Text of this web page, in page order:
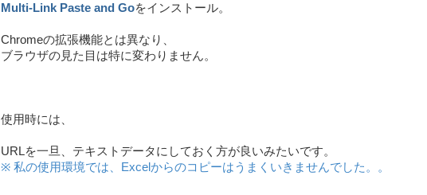
Multi-Link Paste and Goをインストール。
Chromeの拡張機能とは異なり、
ブラウザの見た目は特に変わりません。
使用時には、
URLを一旦、テキストデータにしておく方が良いみたいです。
※ 私の使用環境では、Excelからのコピーはうまくいきませんでした。。